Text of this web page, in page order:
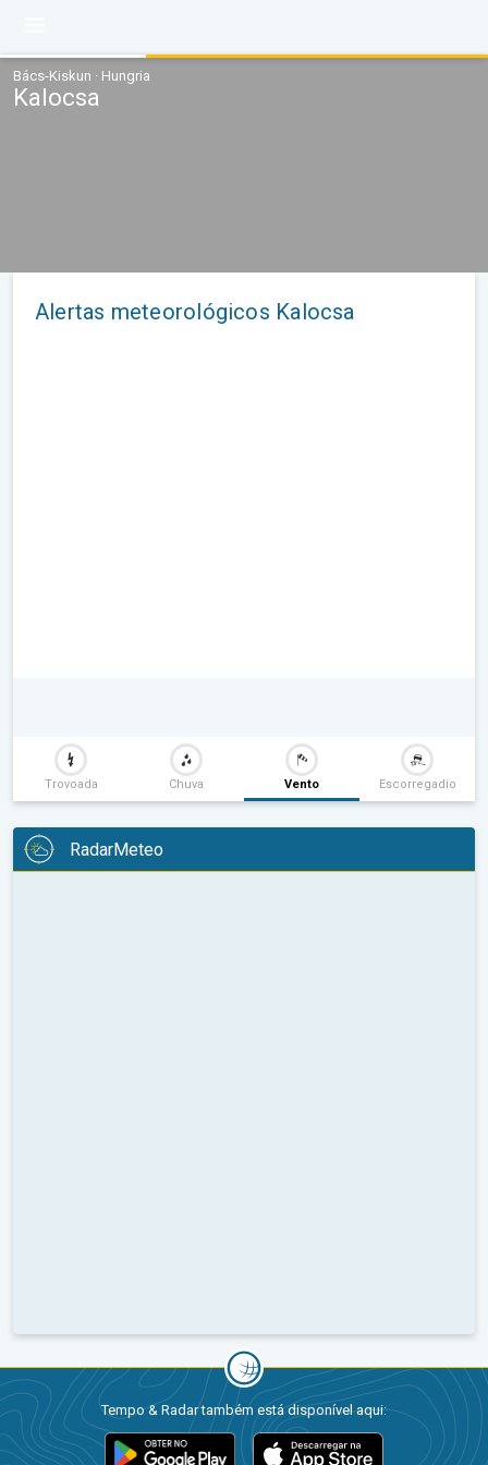
Bács-Kiskun · Hungria
Kalocsa
Alertas meteorológicos Kalocsa
Trovoada Chuva Vento Escorregadio
RadarMeteo
Tempo & Radar também está disponível aqui: